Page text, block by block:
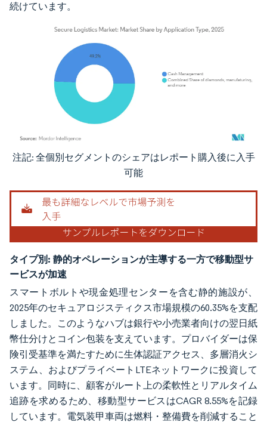
続けています。
画像 © Mordor Intelligence。再利用にはCC BY 4.0の表示が必要です。
注記: 全個別セグメントのシェアはレポート購入後に入手
可能
タイプ別: 静的オペレーションが主導する一方で移動型サ
ービスが加速
スマートボルトや現金処理センターを含む静的施設が、
2025年のセキュアロジスティクス市場規模の60.35%を支配
しました。このようなハブは銀行や小売業者向けの翌日紙
幣仕分けとコイン包装を支えています。プロバイダーは保
険引受基準を満たすために生体認証アクセス、多層消火シ
ステム、およびプライベートLTEネットワークに投資して
います。同時に、顧客がルート上の柔軟性とリアルタイム
追跡を求めるため、移動型サービスはCAGR 8.55%を記録
しています。電気装甲車両は燃料・整備費を削減すること